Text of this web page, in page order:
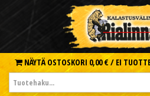
NÄYTÄ OSTOSKORI 0,00 € / EI